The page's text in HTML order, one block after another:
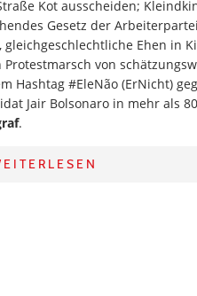
Kot ausscheiden;
Gesetz der Arbeiterpartei
Ehen in
von
Hashtag #EleNão (ErNicht)
Jair Bolsonaro in mehr als
.